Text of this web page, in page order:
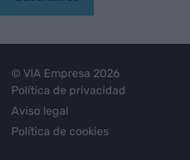
© VIA Empresa 2026
Política de privacidad
Aviso legal
Política de cookies